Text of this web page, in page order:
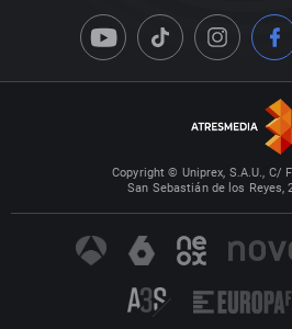
Copyright © Uniprex, S.A.U., C/
San Sebastián de los Reyes,